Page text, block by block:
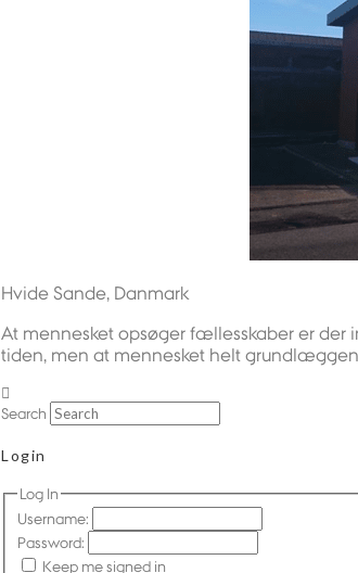
Hvide Sande, Danmark
At mennesket opsøger fællesskaber er
tiden, men at mennesket helt
Search
Login
Log In
Username:
Password:
Keep me signed in